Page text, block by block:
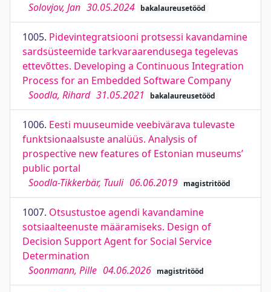
Solovjov, Jan 30.05.2024 bakalaureusetööd
1005. Pidevintegratsiooni protsessi kavandamine
sardsüsteemide tarkvaraarendusega tegelevas
ettevõttes. Developing a Continuous Integration
Process for an Embedded Software Company
Soodla, Rihard 31.05.2021 bakalaureusetööd
1006. Eesti muuseumide veebivärava tulevaste
funktsionaalsuste analüüs. Analysis of
prospective new features of Estonian museums’
public portal
Soodla-Tikkerbär, Tuuli 06.06.2019 magistritööd
1007. Otsustustoe agendi kavandamine
sotsiaalteenuste määramiseks. Design of
Decision Support Agent for Social Service
Determination
Soonmann, Pille 04.06.2026 magistritööd